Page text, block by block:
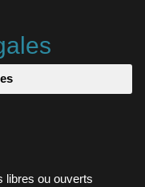
libres ou ouverts